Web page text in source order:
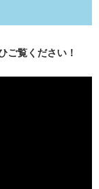
ご覧ください！